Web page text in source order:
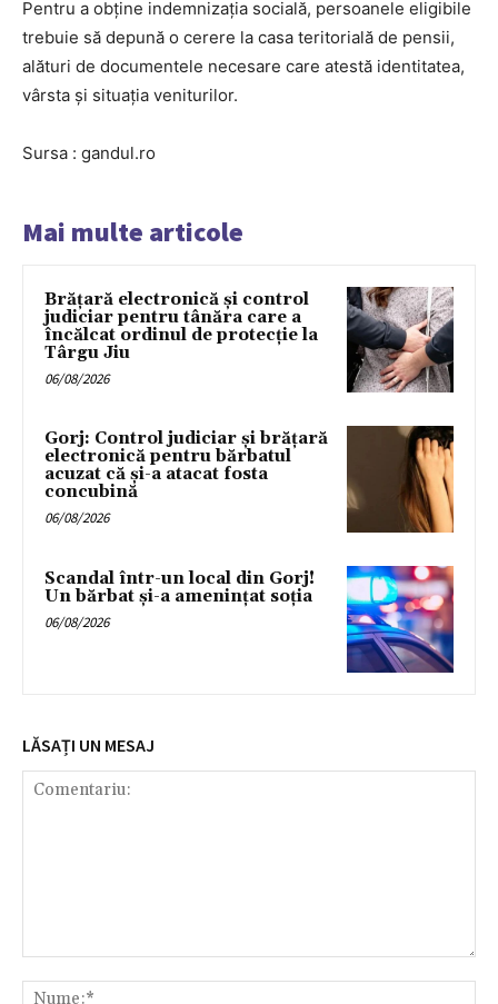
Pentru a obține indemnizația socială, persoanele eligibile
trebuie să depună o cerere la casa teritorială de pensii,
alături de documentele necesare care atestă identitatea,
vârsta și situația veniturilor.
Sursa : gandul.ro
Mai multe articole
Brățară electronică și control
judiciar pentru tânăra care a
încălcat ordinul de protecție la
Târgu Jiu
06/08/2026
Gorj: Control judiciar și brățară
electronică pentru bărbatul
acuzat că și-a atacat fosta
concubină
06/08/2026
Scandal într-un local din Gorj!
Un bărbat și-a amenințat soția
06/08/2026
LĂSAȚI UN MESAJ